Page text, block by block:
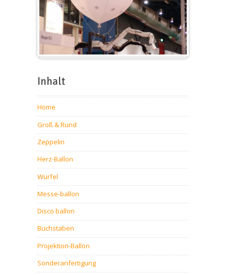
Inhalt
Home
Groß & Rund
Zeppelin
Herz-Ballon
Würfel
Messe-ballon
Disco ballon
Buchstaben
Projektion-Ballon
Sonderanfertigung